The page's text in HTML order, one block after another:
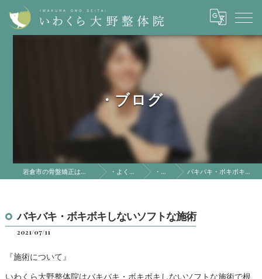
・ブログ
岩倉市の骨盤矯正はいわくら大野整体院 ・よくある質問 ・ブログ バキバキ・ボキボキしないソフトな施術
バキバキ・ボキボキしないソフトな施術
2021/07/11
『施術について』
いわくら大野整体院はバキバキ・ボキボキしないソフトな施術で根